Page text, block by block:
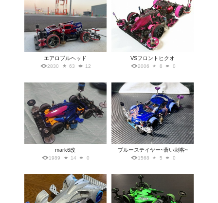
エアロブルヘッド
2830 63 12
VSフロントヒクオ
2006 8 0
mark6改
1989 14 0
ブルーステイヤー~蒼い刺客~
1568 5 0